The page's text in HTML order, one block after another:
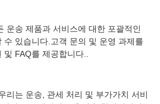
운송 제품과 서비스에 대한 포괄적인
수 있습니다.고객 문의 및 운영 과제를
FAQ를 제공합니다..
리는 운송, 관세 처리 및 부가가치 서비